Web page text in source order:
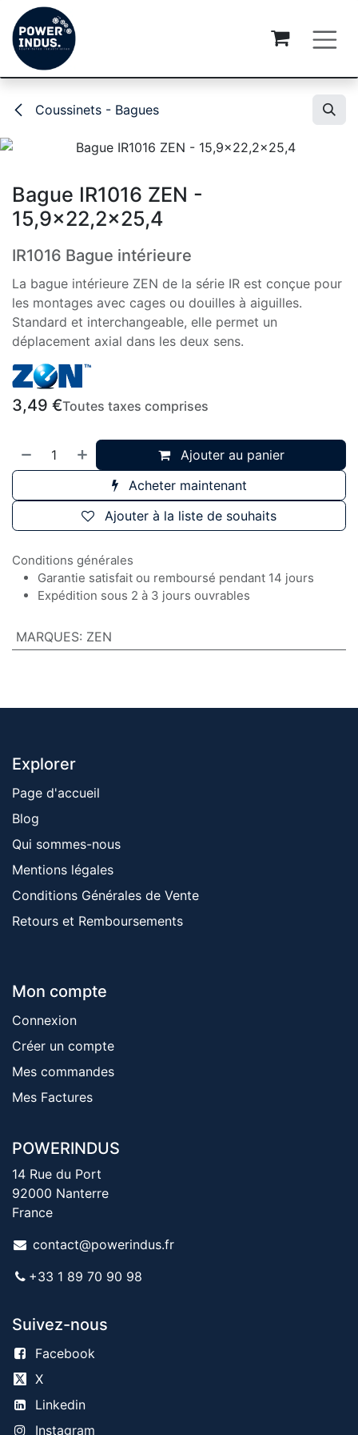
Se rendre au contenu
Coussinets - Bagues
Bague IR1016 ZEN -
15,9x22,2x25,4
IR1016 Bague intérieure
La bague intérieure ZEN de la série IR est conçue pour
les montages avec cages ou douilles à aiguilles.
Standard et interchangeable, elle permet un
déplacement axial dans les deux sens.
3,49 €Toutes taxes comprises
Ajouter au panier
Acheter maintenant
Ajouter à la liste de souhaits
Conditions générales
Garantie satisfait ou remboursé pendant 14 jours
Expédition sous 2 à 3 jours ouvrables
MARQUES: ZEN
Explorer
Page d'accueil
Blog
Qui sommes-nous
Mentions ​légales
Conditions Générales de Vente
Retours et Remboursements
Mon compte
Connexion
Créer un compte
Mes commandes
Mes Factures
POWERINDUS
14 Rue du Port
92000 Nanterre
France
contact@powerindus.fr
+33 1 89 70 90 98
Suivez-nous
Facebook
X
Linkedin
Instagram